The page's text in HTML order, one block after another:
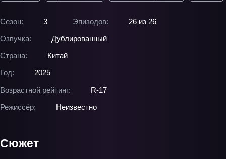
Сезон: 3 Эпизодов:
26 из 26
Озвучка:
Дублированный
Страна:
Китай
Год:
2025
Возрастной рейтинг:
R-17
Режиссёр:
Неизвестно
Сюжет